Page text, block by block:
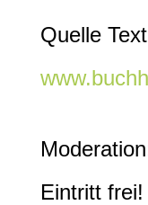
Quelle
Eintritt frei!